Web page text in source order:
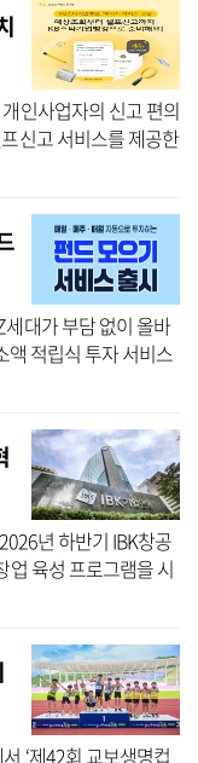
인사업자의 신고 편의
신고 서비스를 제공한
비스는 세무 플랫폼
대가 부담 없이 올바
액 적립식 투자 서비스
은행에 따르면 ‘펀드
년 하반기 IBK창공
업 육성 프로그램을 시
번 하반기 모집에는
‘제42회 교보생명컵